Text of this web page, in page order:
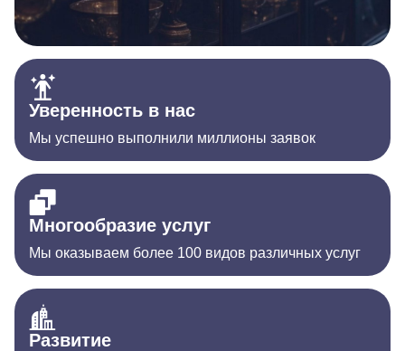
Уверенность в нас
Мы успешно выполнили миллионы заявок
Многообразие услуг
Мы оказываем более 100 видов различных услуг
Развитие